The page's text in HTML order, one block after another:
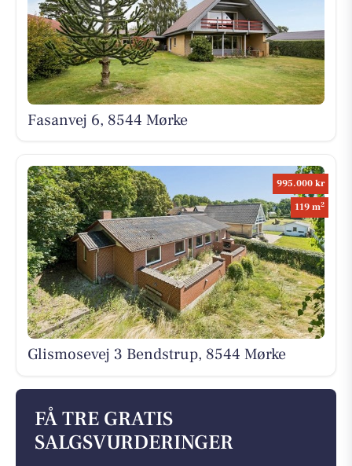
Fasanvej 6, 8544 Mørke
995.000 kr
119 m2
Glismosevej 3 Bendstrup, 8544 Mørke
FÅ TRE GRATIS
SALGSVURDERINGER